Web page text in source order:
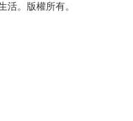
。版權所有。